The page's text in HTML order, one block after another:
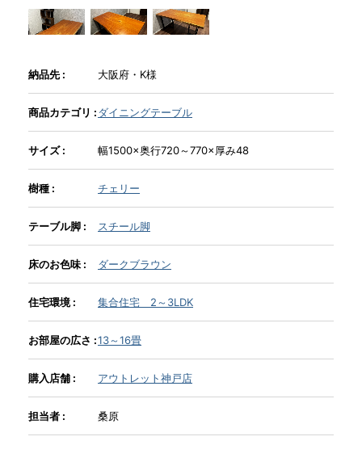
納品事例
INFORMATION
MOKUBA CHANNEL
よくあるご質問
お問い合わせ
納品先 : 大阪府・K様
商品カテゴリ :ダイニングテーブル
サイズ : 幅1500×奥行720～770×厚み48
樹種 : チェリー
テーブル脚 : スチール脚
床のお色味 : ダークブラウン
住宅環境 : 集合住宅 2～3LDK
お部屋の広さ :13～16畳
購入店舗 : アウトレット神戸店
担当者 : 桑原